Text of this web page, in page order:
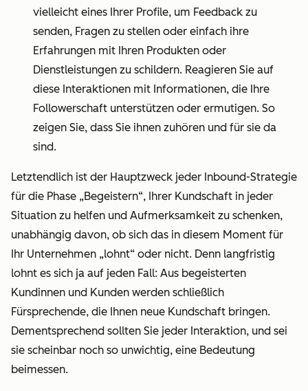
vielleicht eines Ihrer Profile, um Feedback zu
senden, Fragen zu stellen oder einfach ihre
Erfahrungen mit Ihren Produkten oder
Dienstleistungen zu schildern. Reagieren Sie auf
diese Interaktionen mit Informationen, die Ihre
Followerschaft unterstützen oder ermutigen. So
zeigen Sie, dass Sie ihnen zuhören und für sie da
sind.
Letztendlich ist der Hauptzweck jeder Inbound-Strategie
für die Phase „Begeistern“, Ihrer Kundschaft in jeder
Situation zu helfen und Aufmerksamkeit zu schenken,
unabhängig davon, ob sich das in diesem Moment für
Ihr Unternehmen „lohnt“ oder nicht. Denn langfristig
lohnt es sich ja auf jeden Fall: Aus begeisterten
Kundinnen und Kunden werden schließlich
Fürsprechende, die Ihnen neue Kundschaft bringen.
Dementsprechend sollten Sie jeder Interaktion, und sei
sie scheinbar noch so unwichtig, eine Bedeutung
beimessen.